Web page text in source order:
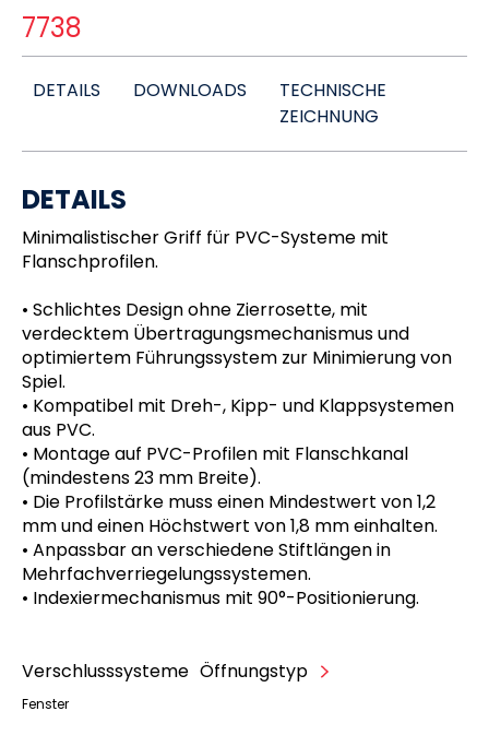
7738
DETAILS DOWNLOADS
TECHNISCHE
ZEICHNUNG
DETAILS
Minimalistischer Griff für PVC-Systeme mit
Flanschprofilen.
• Schlichtes Design ohne Zierrosette, mit
verdecktem Übertragungsmechanismus und
optimiertem Führungssystem zur Minimierung von
Spiel.
• Kompatibel mit Dreh-, Kipp- und Klappsystemen
aus PVC.
• Montage auf PVC-Profilen mit Flanschkanal
(mindestens 23 mm Breite).
• Die Profilstärke muss einen Mindestwert von 1,2
mm und einen Höchstwert von 1,8 mm einhalten.
• Anpassbar an verschiedene Stiftlängen in
Mehrfachverriegelungssystemen.
• Indexiermechanismus mit 90°-Positionierung.
Verschlusssysteme
Fenster
Öffnungstyp